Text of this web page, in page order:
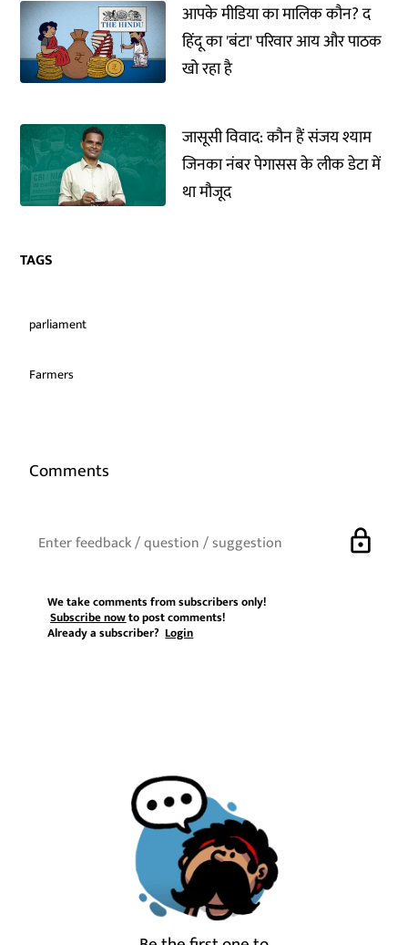
आपके मीडिया का मालिक कौन? द
हिंदू का 'बंटा' परिवार आय और पाठक
खो रहा है
जासूसी विवाद: कौन हैं संजय श्याम
जिनका नंबर पेगासस के लीक डेटा में
था मौजूद
TAGS
parliament
Farmers
Comments
lock
We take comments from subscribers only!
Subscribe nowto post comments!
Already a subscriber?Login